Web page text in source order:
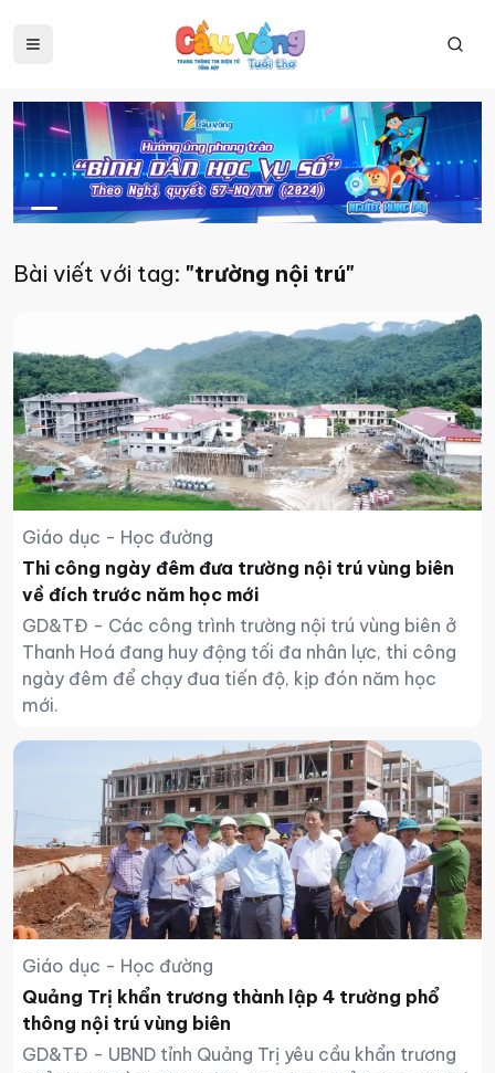
Bài viết với tag: "trường nội trú"
Giáo dục - Học đường
Thi công ngày đêm đưa trường nội trú vùng biên
về đích trước năm học mới
GD&TĐ - Các công trình trường nội trú vùng biên ở
Thanh Hoá đang huy động tối đa nhân lực, thi công
ngày đêm để chạy đua tiến độ, kịp đón năm học
mới.
Giáo dục - Học đường
Quảng Trị khẩn trương thành lập 4 trường phổ
thông nội trú vùng biên
GD&TĐ - UBND tỉnh Quảng Trị yêu cầu khẩn trương